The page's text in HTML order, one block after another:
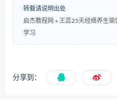
转载请说明出处
启杰教程网 » 王蕊25天经络养生
学习
分享到：